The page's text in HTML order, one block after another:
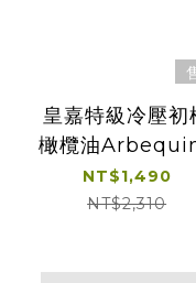
皇嘉特級冷壓初
橄欖油
250ml*2贈皇嘉
NT$1,490
NT$2,310